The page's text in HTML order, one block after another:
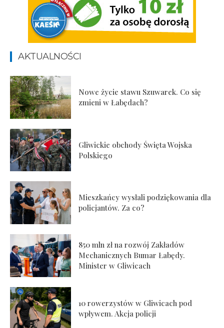
AKTUALNOŚCI
Nowe życie stawu Szuwarek. Co się
zmieni w Łabędach?
Gliwickie obchody Święta Wojska
Polskiego
Mieszkańcy wysłali podziękowania dla
policjantów. Za co?
850 mln zł na rozwój Zakładów
Mechanicznych Bumar Łabędy.
Minister w Gliwicach
10 rowerzystów w Gliwicach pod
wpływem. Akcja policji